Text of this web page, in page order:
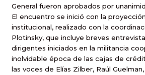
General fueron aprobados por
El encuentro se inició con la
institucional, realizado con la
Plotinsky, que incluye breves
dirigentes iniciados en la militancia
inolvidable época de las cajas de
las voces de Elías Zilber, Raúl